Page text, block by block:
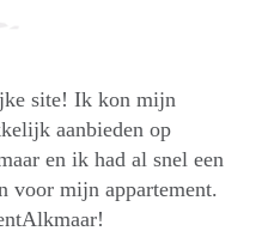
site! Ik kon mijn
aanbieden op
en ik had al snel een
voor mijn appartement.